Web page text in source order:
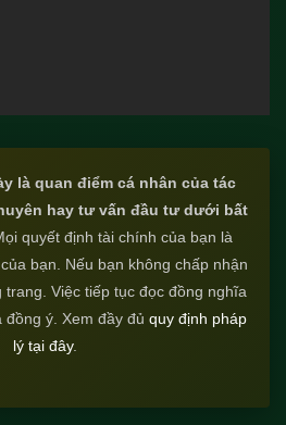
là quan điểm cá nhân của tác
hay tư vấn đầu tư dưới bất
quyết định tài chính của bạn là
bạn. Nếu bạn không chấp nhận
trang. Việc tiếp tục đọc đồng nghĩa
ý. Xem đầy đủ quy định pháp
lý tại đây.